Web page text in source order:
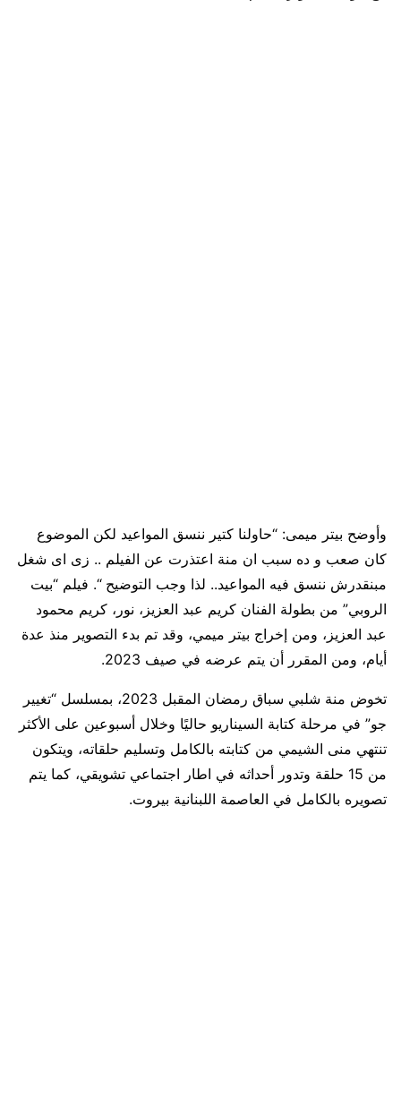
وأوضح بيتر ميمى: “حاولنا كتير ننسق المواعيد لكن الموضوع
كان صعب و ده سبب ان منة اعتذرت عن الفيلم .. زى اى شغل
مبنقدرش ننسق فيه المواعيد.. لذا وجب التوضيح “. فيلم “بيت
الروبي” من بطولة الفنان كريم عبد العزيز، نور، كريم محمود
عبد العزيز، ومن إخراج بيتر ميمي، وقد تم بدء التصوير منذ عدة
أيام، ومن المقرر أن يتم عرضه في صيف 2023.
تخوض منة شلبي سباق رمضان المقبل 2023، بمسلسل “تغيير
جو” في مرحلة كتابة السيناريو حاليًا وخلال أسبوعين على الأكثر
تنتهي منى الشيمي من كتابته بالكامل وتسليم حلقاته، ويتكون
من 15 حلقة وتدور أحداثه في اطار اجتماعي تشويقي، كما يتم
تصويره بالكامل في العاصمة اللبنانية بيروت.